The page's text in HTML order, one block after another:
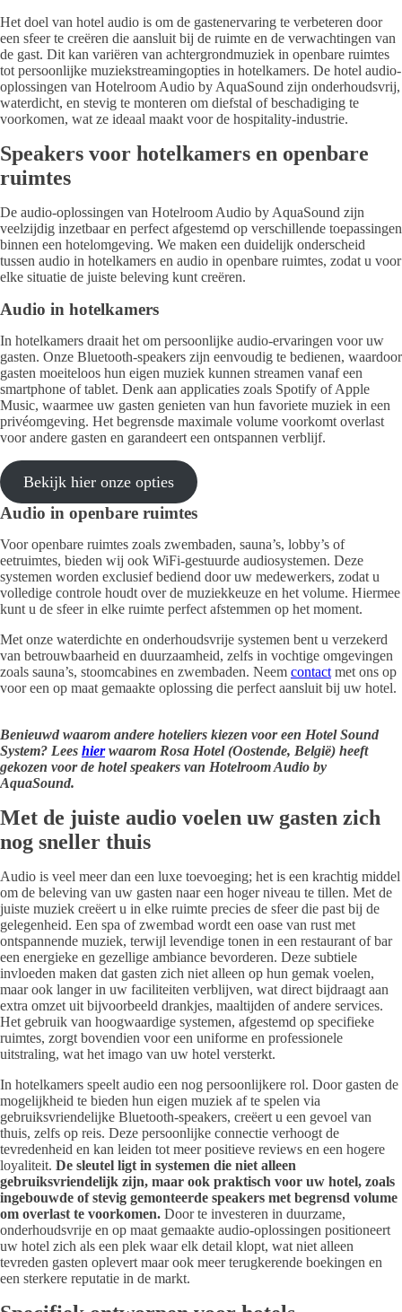
Het doel van hotel audio is om de gastenervaring te verbeteren door
een sfeer te creëren die aansluit bij de ruimte en de verwachtingen van
de gast. Dit kan variëren van achtergrondmuziek in openbare ruimtes
tot persoonlijke muziekstreamingopties in hotelkamers. De hotel audio-
oplossingen van Hotelroom Audio by AquaSound zijn onderhoudsvrij,
waterdicht, en stevig te monteren om diefstal of beschadiging te
voorkomen, wat ze ideaal maakt voor de hospitality-industrie.
Speakers voor hotelkamers en openbare
ruimtes
De audio-oplossingen van Hotelroom Audio by AquaSound zijn
veelzijdig inzetbaar en perfect afgestemd op verschillende toepassingen
binnen een hotelomgeving. We maken een duidelijk onderscheid
tussen audio in hotelkamers en audio in openbare ruimtes, zodat u voor
elke situatie de juiste beleving kunt creëren.
Audio in hotelkamers
In hotelkamers draait het om persoonlijke audio-ervaringen voor uw
gasten. Onze Bluetooth-speakers zijn eenvoudig te bedienen, waardoor
gasten moeiteloos hun eigen muziek kunnen streamen vanaf een
smartphone of tablet. Denk aan applicaties zoals Spotify of Apple
Music, waarmee uw gasten genieten van hun favoriete muziek in een
privéomgeving. Het begrensde maximale volume voorkomt overlast
voor andere gasten en garandeert een ontspannen verblijf.
Bekijk hier onze opties
Audio in openbare ruimtes
Voor openbare ruimtes zoals zwembaden, sauna’s, lobby’s of
eetruimtes, bieden wij ook WiFi-gestuurde audiosystemen. Deze
systemen worden exclusief bediend door uw medewerkers, zodat u
volledige controle houdt over de muziekkeuze en het volume. Hiermee
kunt u de sfeer in elke ruimte perfect afstemmen op het moment.
Met onze waterdichte en onderhoudsvrije systemen bent u verzekerd
van betrouwbaarheid en duurzaamheid, zelfs in vochtige omgevingen
zoals sauna’s, stoomcabines en zwembaden. Neem contact met ons op
voor een op maat gemaakte oplossing die perfect aansluit bij uw hotel.
Benieuwd waarom andere hoteliers kiezen voor een Hotel Sound
System? Lees hierwaarom Rosa Hotel (Oostende, België) heeft
gekozen voor de hotel speakers van Hotelroom Audio by
AquaSound.
Met de juiste audio voelen uw gasten zich
nog sneller thuis
Audio is veel meer dan een luxe toevoeging; het is een krachtig middel
om de beleving van uw gasten naar een hoger niveau te tillen. Met de
juiste muziek creëert u in elke ruimte precies de sfeer die past bij de
gelegenheid. Een spa of zwembad wordt een oase van rust met
ontspannende muziek, terwijl levendige tonen in een restaurant of bar
een energieke en gezellige ambiance bevorderen. Deze subtiele
invloeden maken dat gasten zich niet alleen op hun gemak voelen,
maar ook langer in uw faciliteiten verblijven, wat direct bijdraagt aan
extra omzet uit bijvoorbeeld drankjes, maaltijden of andere services.
Het gebruik van hoogwaardige systemen, afgestemd op specifieke
ruimtes, zorgt bovendien voor een uniforme en professionele
uitstraling, wat het imago van uw hotel versterkt.
In hotelkamers speelt audio een nog persoonlijkere rol. Door gasten de
mogelijkheid te bieden hun eigen muziek af te spelen via
gebruiksvriendelijke Bluetooth-speakers, creëert u een gevoel van
thuis, zelfs op reis. Deze persoonlijke connectie verhoogt de
tevredenheid en kan leiden tot meer positieve reviews en een hogere
loyaliteit. De sleutel ligt in systemen die niet alleen
gebruiksvriendelijk zijn, maar ook praktisch voor uw hotel, zoals
ingebouwde of stevig gemonteerde speakers met begrensd volume
om overlast te voorkomen. Door te investeren in duurzame,
onderhoudsvrije en op maat gemaakte audio-oplossingen positioneert
uw hotel zich als een plek waar elk detail klopt, wat niet alleen
tevreden gasten oplevert maar ook meer terugkerende boekingen en
een sterkere reputatie in de markt.